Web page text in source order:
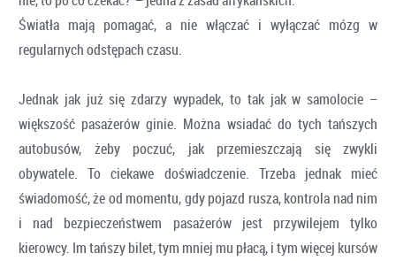
Światła mają pomagać, a nie włączać i wyłączać mózg w
regularnych odstępach czasu.
Jednak jak już się zdarzy wypadek, to tak jak w samolocie –
większość pasażerów ginie. Można wsiadać do tych tańszych
autobusów, żeby poczuć, jak przemieszczają się zwykli
obywatele. To ciekawe doświadczenie. Trzeba jednak mieć
świadomość, że od momentu, gdy pojazd rusza, kontrola nad nim
i nad bezpieczeństwem pasażerów jest przywilejem tylko
kierowcy. Im tańszy bilet, tym mniej mu płacą, i tym więcej kursów